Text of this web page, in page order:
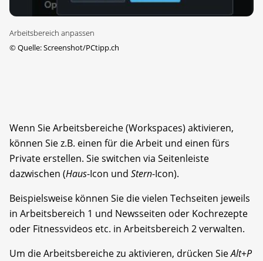
Arbeitsbereich anpassen
©Quelle: Screenshot/PCtipp.ch
Wenn Sie Arbeitsbereiche (Workspaces) aktivieren,
können Sie z.B. einen für die Arbeit und einen fürs
Private erstellen. Sie switchen via Seitenleiste
dazwischen (Haus-Icon und Stern-Icon).
Beispielsweise können Sie die vielen Techseiten jeweils
in Arbeitsbereich 1 und Newsseiten oder Kochrezepte
oder Fitnessvideos etc. in Arbeitsbereich 2 verwalten.
Um die Arbeitsbereiche zu aktivieren, drücken SieAlt+P